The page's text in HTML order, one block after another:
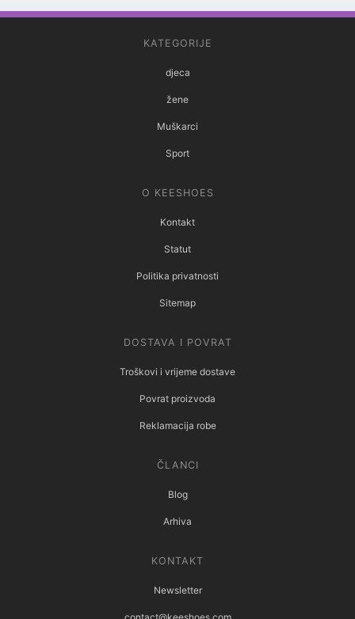
KATEGORIJE
djeca
žene
Muškarci
Sport
O KEESHOES
Kontakt
Statut
Politika privatnosti
Sitemap
DOSTAVA I POVRAT
Troškovi i vrijeme dostave
Povrat proizvoda
Reklamacija robe
ČLANCI
Blog
Arhiva
KONTAKT
Newsletter